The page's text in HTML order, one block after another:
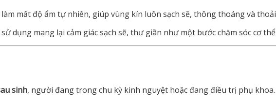
làm mất độ ẩm tự nhiên, giúp vùng kín luôn sạch sẽ, thôngthoángvà thoải
sửdụng mang lại cảm giácsạch sẽ, thư giãn như một bướcchăm sóccơthể
sinh, người đangtrongchu kỳ kinh nguyệt hoặc đang điều trị phụ khoa.